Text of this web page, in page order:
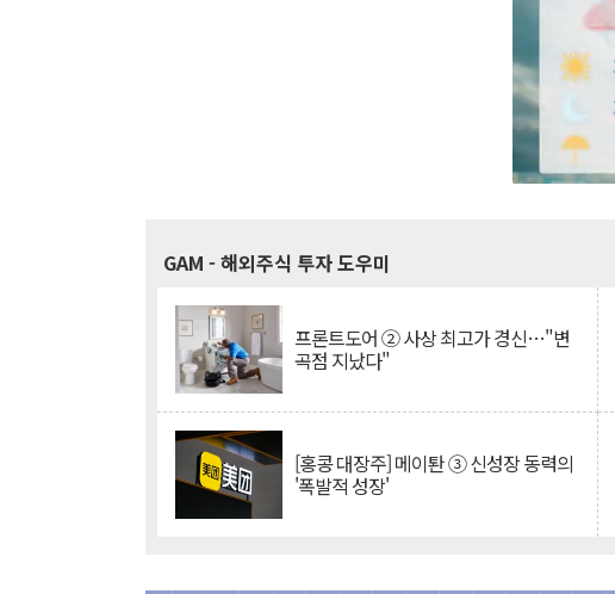
GAM - 해외주식 투자 도우미
프론트도어 ② 사상 최고가 경신…"변
곡점 지났다"
[홍콩 대장주] 메이퇀 ③ 신성장 동력의
'폭발적 성장'